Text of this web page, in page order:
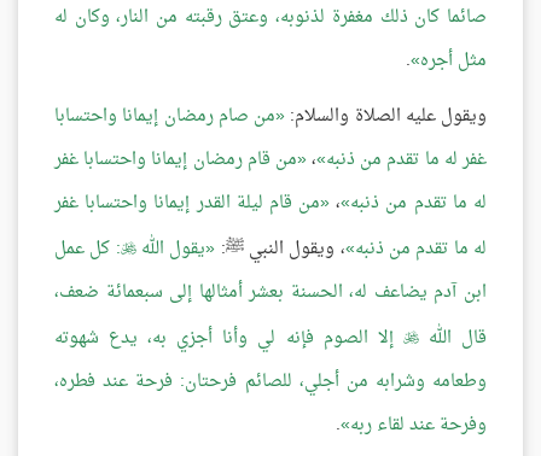
صائما كان ذلك مغفرة لذنوبه، وعتق رقبته من النار، وكان له
مثل أجره .
ويقول عليه الصلاة والسلام: من صام رمضان إيمانا واحتسابا
غفر له ما تقدم من ذنبه ، من قام رمضان إيمانا واحتسابا غفر
له ما تقدم من ذنبه ، من قام ليلة القدر إيمانا واحتسابا غفر
له ما تقدم من ذنبه ، ويقول النبي ﷺ: يقول الله: كل عمل
ابن آدم يضاعف له، الحسنة بعشر أمثالها إلى سبعمائة ضعف،
قال الله إلا الصوم فإنه لي وأنا أجزي به، يدع شهوته
وطعامه وشرابه من أجلي، للصائم فرحتان: فرحة عند فطره،
وفرحة عند لقاء ربه .